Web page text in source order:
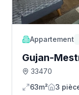
Appartement
Gujan-
33470
63m²
3